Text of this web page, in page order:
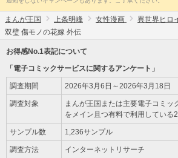
まんが王国 上条明峰 女性漫画 異世界ヒロ
双璧 傷モノの花嫁 外伝
お得感No.1表記について
「電子コミックサービスに関するアンケート」
調査期間 2026年3月6日～2026年3月18日
調査対象
まんが王国または主要電子コミッ
をメイン且つ有料で利用している
サンプル数 1,236サンプル
調査方法 インターネットリサーチ